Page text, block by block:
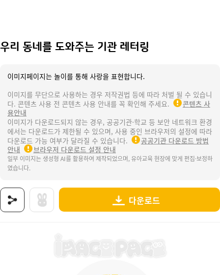
우리 동네를 도와주는 기관 레터링
이미지페이지는 놀이를 통해 사랑을 표현합니다.
이미지를 무단으로 사용하는 경우 저작권법 등에 따라 처벌 될 수 있습니
다. 콘텐츠 사용 전 콘텐츠 사용 안내를 꼭 확인해 주세요.
콘텐츠 사
용안내
이미지가 다운로드되지 않는 경우, 공공기관·학교 등 보안 네트워크 환경
에서는 다운로드가 제한될 수 있으며, 사용 중인 브라우저의 설정에 따라
다운로드 가능 여부가 달라질 수 있습니다.
공공기관 다운로드 방법
안내
브라우저 다운로드 설정 안내
일부 이미지는 생성형 AI를 활용하여 제작되었으며, 유아교육 현장에 맞게 편집·보정하
였습니다.
다운로드
태그 : 우리동네를도와주는기관레터링, 우리동네, 공공기관, 도움을주는기관, 관공서, 우리
추가 설명 : 해당 상품에 대한 상세 정보는 이미지로 제공됩니다.